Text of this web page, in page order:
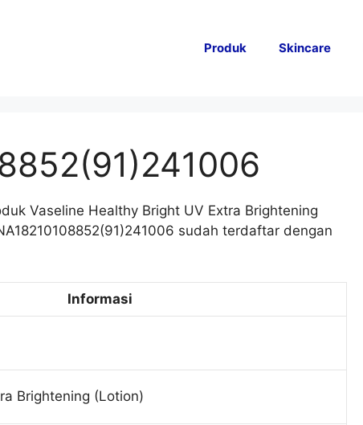
Produk Skincare
Vaseline Healthy Bright UV Extra Brightening
sudah terdaftar dengan
Informasi
Brightening (Lotion)